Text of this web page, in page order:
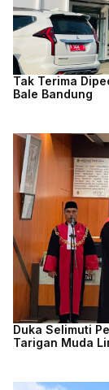
Tak Terima
Bale Bandung
Duka Selimuti
Tarigan Muda